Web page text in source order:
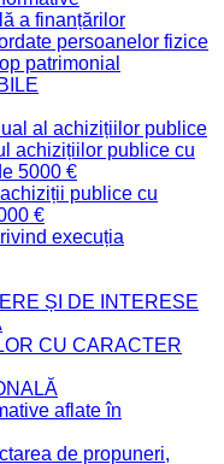
a finanțărilor
persoanelor fizice
patrimonial
al achizițiilor publice
achizițiilor publice cu
5000 €
publice cu
€
execuția
ȘI DE INTERESE
CU CARACTER
aflate în
de propuneri,